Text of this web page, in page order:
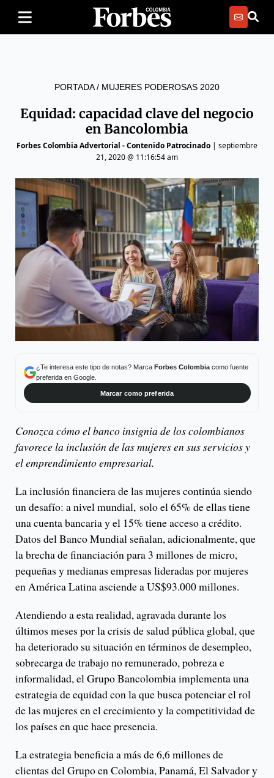
PORTADA/ MUJERES PODEROSAS 2020
Equidad: capacidad clave del negocio
en Bancolombia
Forbes Colombia Advertorial - Contenido Patrocinado | septiembre
21, 2020 @ 11:16:54 am
¿Te interesa este tipo de notas? Marca Forbes Colombiacomo fuente
preferida en Google.
Marcar como preferida
Conozca cómo el banco insignia de los colombianos
favorece la inclusión de las mujeres en sus servicios y
el emprendimiento empresarial.
La inclusión financiera de las mujeres continúa siendo
un desafío: a nivel mundial, solo el 65% de ellas tiene
una cuenta bancaria y el 15% tiene acceso a crédito.
Datos del Banco Mundial señalan, adicionalmente, que
la brecha de financiación para 3 millones de micro,
pequeñas y medianas empresas lideradas por mujeres
en América Latina asciende a US$93.000 millones.
Atendiendo a esta realidad, agravada durante los
últimos meses por la crisis de salud pública global, que
ha deteriorado su situación en términos de desempleo,
sobrecarga de trabajo no remunerado, pobreza e
informalidad, el Grupo Bancolombia implementa una
estrategia de equidad con la que busca potenciar el rol
de las mujeres en el crecimiento y la competitividad de
los países en que hace presencia.
La estrategia beneficia a más de 6,6 millones de
clientas del Grupo en Colombia, Panamá, El Salvador y